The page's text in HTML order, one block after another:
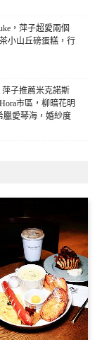
，萍子超愛兩個
小山丘磅蛋糕，行
萍子推薦米克諾斯
市區，柳暗花明
臘愛琴海，婚紗度